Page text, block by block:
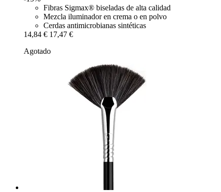
Fibras Sigmax® biseladas de alta calidad
Mezcla iluminador en crema o en polvo
Cerdas antimicrobianas sintéticas
14,84 € 17,47 €
Agotado